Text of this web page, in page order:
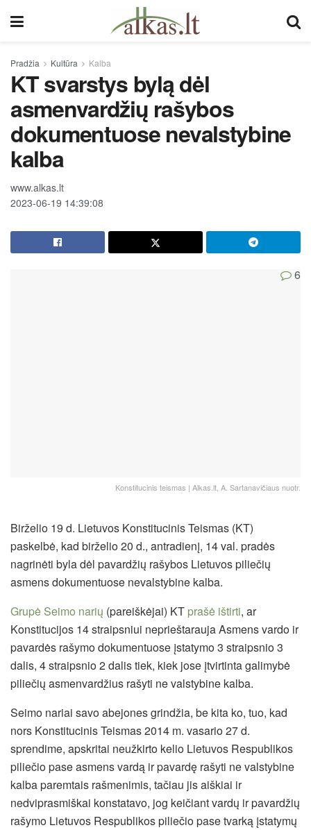
Pradžia Kultūra Kalba
KT svarstys bylą dėl
asmenvardžių rašybos
dokumentuose nevalstybine
kalba
www.alkas.lt
2023-06-19 14:39:08
6
Konstitucinis teismas | Alkas.lt, A. Sartanavičiaus nuotr.
Birželio 19 d. Lietuvos Konstitucinis Teismas (KT)
paskelbė, kad birželio 20 d., antradienį, 14 val. pradės
nagrinėti byla dėl pavardžių rašybos Lietuvos piliečių
asmens dokumentuose nevalstybine kalba.
Grupė Seimo narių (pareiškėjai) KT prašė ištirti, ar
Konstitucijos 14 straipsniui neprieštarauja Asmens vardo ir
pavardės rašymo dokumentuose įstatymo 3 straipsnio 3
dalis, 4 straipsnio 2 dalis tiek, kiek jose įtvirtinta galimybė
piliečių asmenvardžius rašyti ne valstybine kalba.
Seimo nariai savo abejones grindžia, be kita ko, tuo, kad
nors Konstitucinis Teismas 2014 m. vasario 27 d.
sprendime, apskritai neužkirto kelio Lietuvos Respublikos
piliečio pase asmens vardą ir pavardę rašyti ne valstybine
kalba paremtais rašmenimis, tačiau jis aiškiai ir
nedviprasmiškai konstatavo, jog keičiant vardų ir pavardžių
rašymo Lietuvos Respublikos piliečio pase tvarką įstatymų